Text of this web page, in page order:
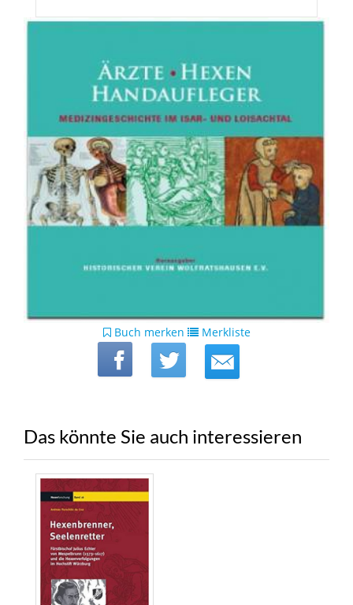
Buch merken Merkliste
Das könnte Sie auch interessieren